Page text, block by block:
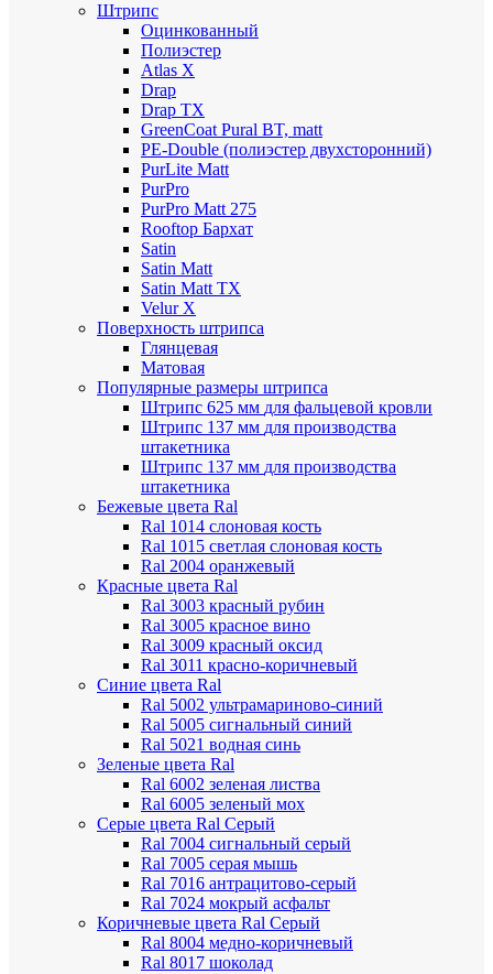
Штрипс
Оцинкованный
Полиэстер
Atlas X
Drap
Drap TX
GreenCoat Pural BT, matt
PE-Double (полиэстер двухсторонний)
PurLite Мatt
PurPro
PurPro Matt 275
Rooftop Бархат
Satin
Satin Мatt
Satin Matt TX
Velur X
Поверхность штрипса
Глянцевая
Матовая
Популярные размеры штрипса
Штрипс 625 мм для фальцевой кровли
Штрипс 137 мм для производства
штакетника
Штрипс 137 мм для производства
штакетника
Бежевые цвета Ral
Ral 1014 слоновая кость
Ral 1015 светлая слоновая кость
Ral 2004 оранжевый
Красные цвета Ral
Ral 3003 красный рубин
Ral 3005 красное вино
Ral 3009 красный оксид
Ral 3011 красно-коричневый
Синие цвета Ral
Ral 5002 ультрамариново-синий
Ral 5005 сигнальный синий
Ral 5021 водная синь
Зеленые цвета Ral
Ral 6002 зеленая листва
Ral 6005 зеленый мох
Серые цвета Ral Серый
Ral 7004 сигнальный серый
Ral 7005 серая мышь
Ral 7016 антрацитово-серый
Ral 7024 мокрый асфальт
Коричневые цвета Ral Серый
Ral 8004 медно-коричневый
Ral 8017 шоколад